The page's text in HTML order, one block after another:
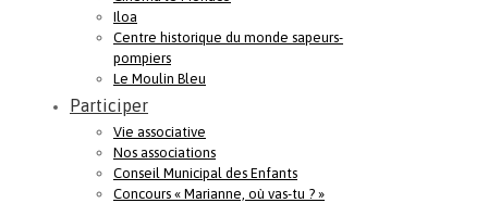
Iloa
Centre historique du monde sapeurs-
pompiers
Le Moulin Bleu
Participer
Vie associative
Nos associations
Conseil Municipal des Enfants
Concours « Marianne, où vas-tu ? »